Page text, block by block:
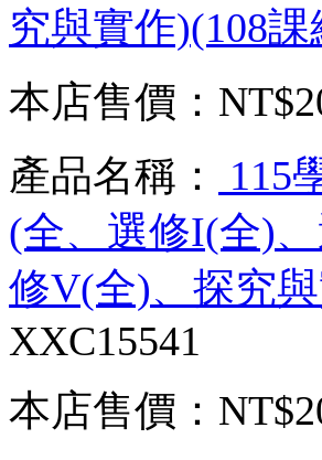
究與實作)(108
本店售價：
產品名稱：
115
(全、選修I(全)
修V(全)、探究
XXC15541
本店售價：